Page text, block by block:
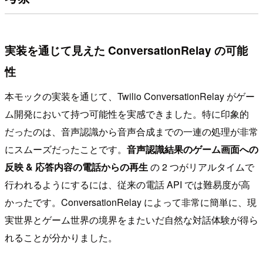
実装を通じて見えた ConversationRelay の可能
性
本モックの実装を通じて、Twilio ConversationRelay がゲー
ム開発において持つ可能性を実感できました。特に印象的
だったのは、音声認識から音声合成までの一連の処理が非常
にスムーズだったことです。 音声認識結果のゲーム画面への
反映 & 応答内容の電話からの再生 の 2 つがリアルタイムで
行われるようにするには、従来の電話 API では難易度が高
かったです。ConversationRelay によって非常に簡単に、現
実世界とゲーム世界の境界をまたいだ自然な対話体験が得ら
れることが分かりました。